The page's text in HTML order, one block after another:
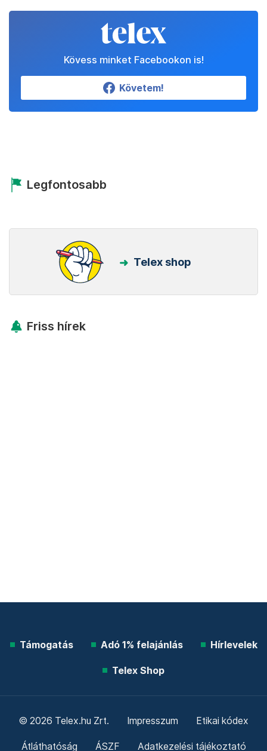
Kövess minket Facebookon is!
Követem!
Legfontosabb
Telex shop
Friss hírek
Támogatás Adó 1% felajánlás Hírlevelek
Telex Shop
© 2026 Telex.hu Zrt. Impresszum Etikai kódex
Átláthatóság ÁSZF Adatkezelési tájékoztató